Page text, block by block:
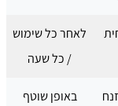
לאחר כל שימוש
/ כל שעה
באופן שוטף